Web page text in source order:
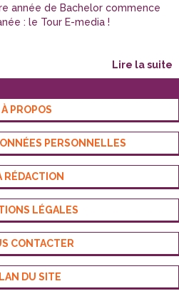
année de Bachelor commence
: le Tour E-media !
lire la suite
À PROPOS
PERSONNELLES
RÉDACTION
LÉGALES
CONTACTER
DU SITE